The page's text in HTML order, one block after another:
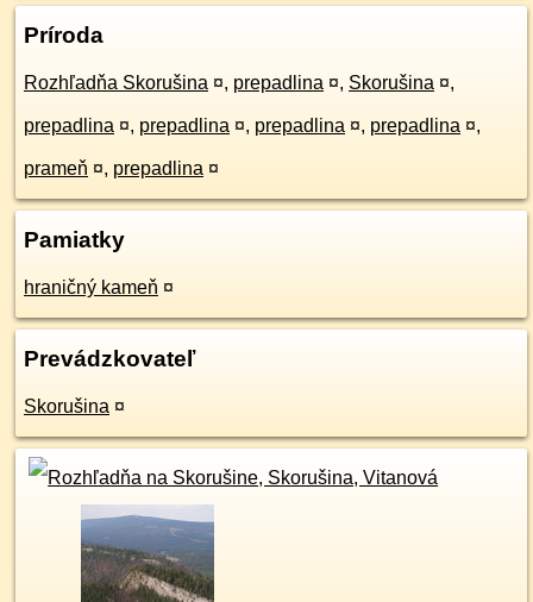
Príroda
Rozhľadňa Skorušina ¤, prepadlina ¤, Skorušina ¤,
prepadlina ¤, prepadlina ¤, prepadlina ¤, prepadlina ¤,
prameň ¤, prepadlina ¤
Pamiatky
hraničný kameň ¤
Prevádzkovateľ
Skorušina ¤